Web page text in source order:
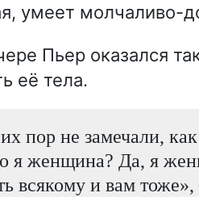
умеет молчаливо-
Пьер оказался
её тела.
пор не замечали,
я женщина? Да, я
всякому и вам тоже»,